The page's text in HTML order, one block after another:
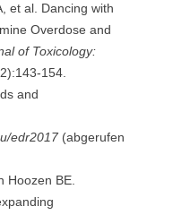
et al. Dancing with
Overdose and
of Toxicology:
154.
and
edr2017 (abgerufen
Hoozen BE.